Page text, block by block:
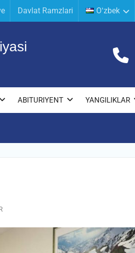
Davlat Ramzlari Oʻzbek
ABITURIYENT YANGILIKLAR